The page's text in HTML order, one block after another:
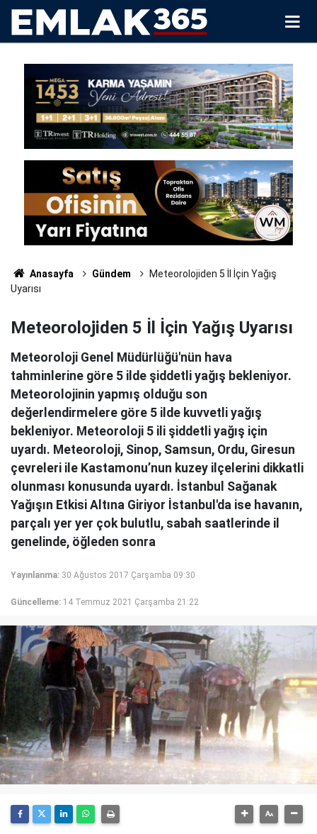
Anasayfa Gündem
Meteorolojiden 5 İl İçin Yağış
Uyarısı
Meteorolojiden 5 İl İçin Yağış Uyarısı
Meteoroloji Genel Müdürlüğü'nün hava
tahminlerine göre 5 ilde şiddetli yağış bekleniyor.
Meteorolojinin yapmış olduğu son
değerlendirmelere göre 5 ilde kuvvetli yağış
bekleniyor. Meteoroloji 5 ili şiddetli yağış için
uyardı. Meteoroloji, Sinop, Samsun, Ordu, Giresun
çevreleri ile Kastamonu’nun kuzey ilçelerini dikkatli
olunması konusunda uyardı. İstanbul Sağanak
Yağışın Etkisi Altına Giriyor İstanbul'da ise havanın,
parçalı yer yer çok bulutlu, sabah saatlerinde il
genelinde, öğleden sonra
Yayınlanma: 30 Ağustos 2017 Çarşamba 09:30
Güncelleme: 14 Temmuz 2021 Çarşamba 21:22